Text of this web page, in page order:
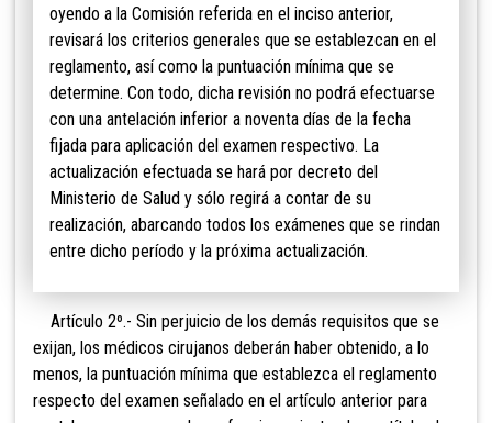
oyendo a la Comisión referida en el inciso anterior,
revisará los criterios generales que se establezcan en el
reglamento, así como la puntuación mínima que se
determine. Con todo, dicha revisión no podrá efectuarse
con una antelación inferior a noventa días de la fecha
fijada para aplicación del examen respectivo. La
actualización efectuada se hará por decreto del
Ministerio de Salud y sólo regirá a contar de su
realización, abarcando todos los exámenes que se rindan
entre dicho período y la próxima actualización.
Artículo 2º.- Sin perjuicio de los demás requisitos que se
exijan, los médicos cirujanos deberán haber obtenido, a lo
menos, la puntuación mínima que establezca el reglamento
respecto del examen señalado en el artículo anterior para